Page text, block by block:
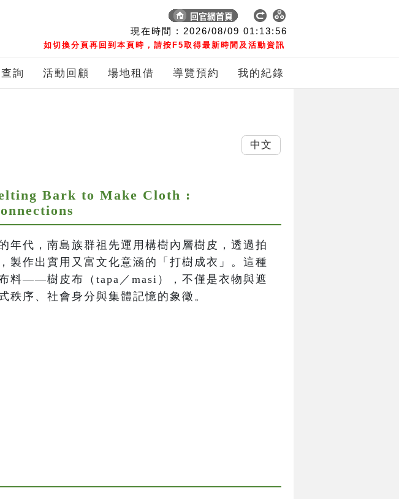
現在時間 : 2026/08/09 01:13:57
如切換分頁再回到本頁時，請按F5取得最新時間及活動資訊
詢 活動回顧 場地租借 導覽預約 我的紀錄
Bark to Make Cloth :
年代，南島族群祖先運用構樹內層樹皮，透過拍
製作出實用又富文化意涵的「打樹成衣」。這種
料——樹皮布（tapa／masi），不僅是衣物與遮
秩序、社會身分與集體記憶的象徵。